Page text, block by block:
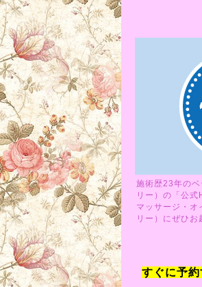
施術歴23年の
リー）の「公
マッサージ・
リー）にぜひお
すぐに予約